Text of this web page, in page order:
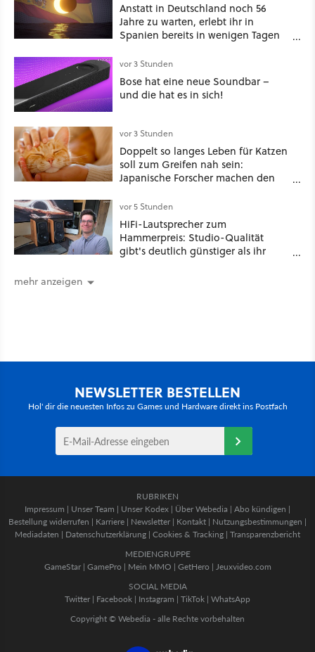
Anstatt in Deutschland noch 56
Jahre zu warten, erlebt ihr in
Spanien bereits in wenigen Tagen
vor 3 Stunden
Bose hat eine neue Soundbar –
und die hat es in sich!
vor 3 Stunden
Doppelt so langes Leben für Katzen
soll zum Greifen nah sein:
Japanische Forscher machen den
wahr, doch über 1.200 Kommentare
zeigen, dass es nicht so einfach ist
vor 5 Stunden
HiFi-Lautsprecher zum
Hammerpreis: Studio-Qualität
gibt's deutlich günstiger als ihr
mehr anzeigen
NEWSLETTER BESTELLEN
Hol' dir die neuesten Infos zu Games und Hardware direkt ins Postfach
RUBRIKEN
Impressum | Unser Team | Unser Kodex | Über Webedia | Abo kündigen |
Bestellung widerrufen | Karriere | Newsletter | Kontakt | Nutzungsbestimmungen |
Mediadaten | Datenschutzerklärung | Cookies & Tracking | Transparenzbericht
MEDIENGRUPPE
GameStar| GamePro | Mein MMO | GetHero | Jeuxvideo.com
SOCIAL MEDIA
Twitter | Facebook | Instagram | TikTok | WhatsApp
Copyright © Webedia - alle Rechte vorbehalten